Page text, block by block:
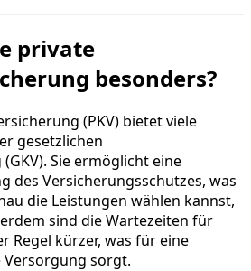
private
besonders?
(PKV) bietet viele
gesetzlichen
Sie ermöglicht eine
des Versicherungsschutzes, was
die Leistungen wählen kannst,
sind die Wartezeiten für
Regel kürzer, was für eine
Versorgung sorgt.